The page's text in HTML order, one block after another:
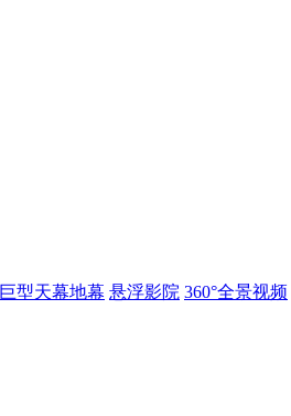
巨型天幕地幕 悬浮影院 360°全景视频